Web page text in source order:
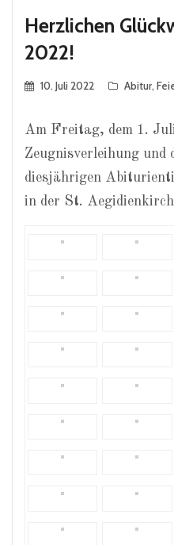
Herzlichen
2022!
10. Juli 2022 Abitur,
Am Freitag, dem 1.
Zeugnisverleihung und
diesjährigen
in der St.